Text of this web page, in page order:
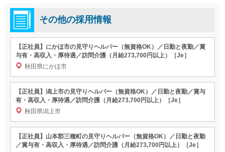
その他の採用情報
【正社員】にかほ市の見守りヘルパー（無資格OK）／日勤と夜勤／賞
与有・高収入・厚待遇／訪問介護（月給273,700円以上）［Je］
秋田県にかほ市
【正社員】潟上市の見守りヘルパー（無資格OK）／日勤と夜勤／賞与
有・高収入・厚待遇／訪問介護（月給273,700円以上）［Je］
秋田県潟上市
【正社員】山本郡三種町の見守りヘルパー（無資格OK）／日勤と夜勤
／賞与有・高収入・厚待遇／訪問介護（月給273,700円以上）［Je］